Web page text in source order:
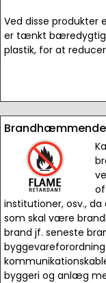
Ved disse produkter
er tænkt
plastik, for at
Brandhæmmende
institutioner, osv.,
som skal være
brand jf. seneste
byggeri og anlæg